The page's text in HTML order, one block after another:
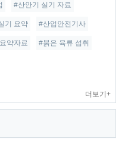
#산안기 실기 자료
기 요약 #산업안전기사
약자료 #붉은 육류 섭취
더보기+